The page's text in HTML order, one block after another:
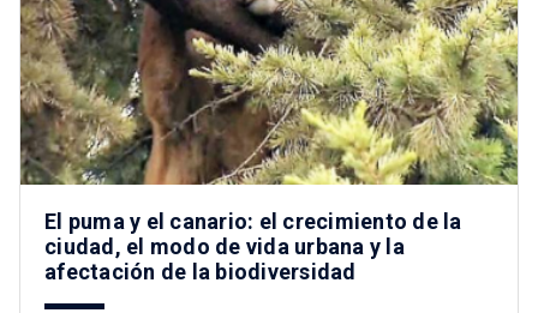
El puma y el canario: el crecimiento de la
ciudad, el modo de vida urbana y la
afectación de la biodiversidad